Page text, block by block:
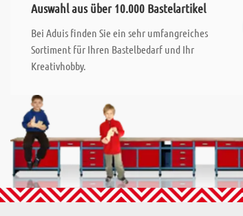
Auswahl aus über 10.000 Bastelartikel
Bei Aduis finden Sie ein sehr umfangreiches
Sortiment für Ihren Bastelbedarf und Ihr
Kreativhobby.